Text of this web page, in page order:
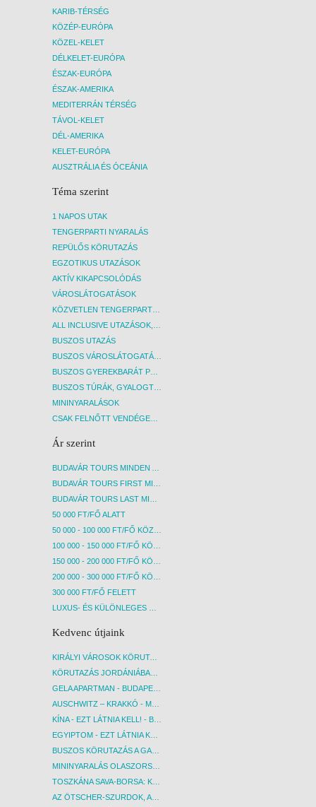
KARIB-TÉRSÉG
KÖZÉP-EURÓPA
KÖZEL-KELET
DÉLKELET-EURÓPA
ÉSZAK-EURÓPA
ÉSZAK-AMERIKA
MEDITERRÁN TÉRSÉG
TÁVOL-KELET
DÉL-AMERIKA
KELET-EURÓPA
AUSZTRÁLIA ÉS ÓCEÁNIA
Téma szerint
1 NAPOS UTAK
TENGERPARTI NYARALÁS
REPÜLŐS KÖRUTAZÁS
EGZOTIKUS UTAZÁSOK
AKTÍV KIKAPCSOLÓDÁS
VÁROSLÁTOGATÁSOK
KÖZVETLEN TENGERPARTI SZÁLLÁSOK
ALL INCLUSIVE UTAZÁSOK, NYARALÁSOK
BUSZOS UTAZÁS
BUSZOS VÁROSLÁTOGATÁSOK
BUSZOS GYEREKBARÁT PROGRAMOK
BUSZOS TÚRÁK, GYALOGTÚRÁK
MININYARALÁSOK
CSAK FELNŐTT VENDÉGEKET FOGADÓ SZÁLLÁSOK
Ár szerint
BUDAVÁR TOURS MINDEN AKCIÓS ÚT
BUDAVÁR TOURS FIRST MINUTE AKCIÓS UTAK
BUDAVÁR TOURS LAST MINUTE AKCIÓS UTAK
50 000 FT/FŐ ALATT
50 000 - 100 000 FT/FŐ KÖZÖTT
100 000 - 150 000 FT/FŐ KÖZÖTT
150 000 - 200 000 FT/FŐ KÖZÖTT
200 000 - 300 000 FT/FŐ KÖZÖTT
300 000 FT/FŐ FELETT
LUXUS- ÉS KÜLÖNLEGES UTAK
Kedvenc útjaink
KIRÁLYI VÁROSOK KÖRUTAZÁS KÖZVETLEN REPÜLŐJÁRATTAL - BUDAPEST, REPÜLŐ
KÖRUTAZÁS JORDÁNIÁBAN, HOLT-TENGERI PIHENÉSSEL - BUDAPEST, REPÜLŐ
GELA APARTMAN - BUDAPEST, REPÜLŐ
AUSCHWITZ – KRAKKÓ - MEGRÁZÓ IDŐUTAZÁS! - BUDAPEST, BUSZ
KÍNA - EZT LÁTNIA KELL! - BUDAPEST, REPÜLŐ
EGYIPTOM - EZT LÁTNIA KELL! - BUDAPEST, REPÜLŐ
BUSZOS KÖRUTAZÁS A GARDA-TÓ KÖRNYÉKÉN - BUDAPEST, BUSZ
MININYARALÁS OLASZORSZÁGBAN: ÉSZAK-OLASZ GYÖNGYSZEMEK NYOMÁBAN - BUDAPEST, BUSZ
TOSZKÁNA SAVA-BORSA: KÓSTOLÓK ÉS KULTURÁLIS UTAZÁS - BUDAPEST, BUSZ
AZ ÖTSCHER-SZURDOK, AUSZTRIA GRAND CANYONJA - BUDAPEST, BUSZ